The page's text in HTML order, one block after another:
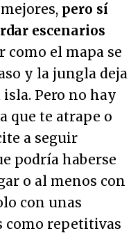
pero sí
escenarios
como el mapa se
y la jungla deja
Pero no hay
que te atrape o
a seguir
podría haberse
o al menos con
con unas
como repetitivas